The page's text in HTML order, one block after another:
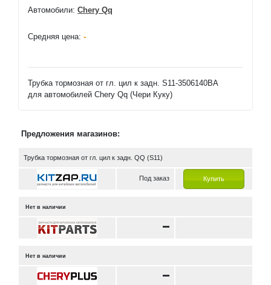
Автомобили: Chery Qq
Средняя цена: -
Трубка тормозная от гл. цил к задн. S11-3506140BA
для автомобилей Chery Qq (Чери Куку)
Предложения магазинов:
Трубка тормозная от гл. цил к задн. QQ (S11)
Под заказ Купить
Нет в наличии
Нет в наличии